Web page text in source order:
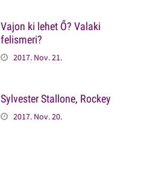
Vajon ki lehet Ő? Valaki
felismeri?
2017. Nov. 21.
Sylvester Stallone, Rockey
2017. Nov. 20.